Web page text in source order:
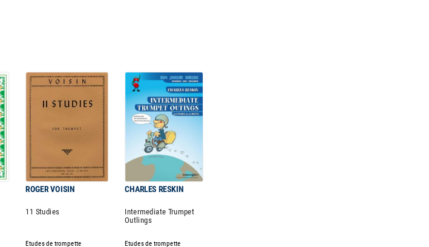
ROGER VOISIN CHARLES RESKIN
11 Studies Intermediate Trumpet
Outlings
Etudes de trompette Etudes de trompette